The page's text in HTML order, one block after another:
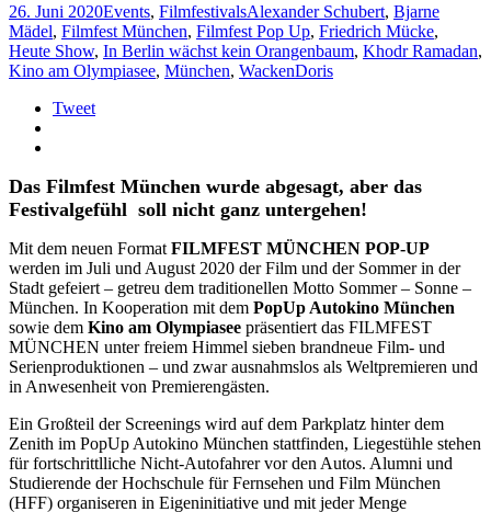
26. Juni 2020Events, FilmfestivalsAlexander Schubert, Bjarne
Mädel, Filmfest München, Filmfest Pop Up, Friedrich Mücke,
Heute Show, In Berlin wächst kein Orangenbaum, Khodr Ramadan,
Kino am Olympiasee, München, WackenDoris
Tweet
Das Filmfest München wurde abgesagt, aber das
Festivalgefühl soll nicht ganz untergehen!
Mit dem neuen Format FILMFEST MÜNCHEN POP-UP
werden im Juli und August 2020 der Film und der Sommer in der
Stadt gefeiert – getreu dem traditionellen Motto Sommer – Sonne –
München. In Kooperation mit dem PopUp Autokino München
sowie dem Kino am Olympiasee präsentiert das FILMFEST
MÜNCHEN unter freiem Himmel sieben brandneue Film- und
Serienproduktionen – und zwar ausnahmslos als Weltpremieren und
in Anwesenheit von Premierengästen.
Ein Großteil der Screenings wird auf dem Parkplatz hinter dem
Zenith im PopUp Autokino München stattfinden, Liegestühle stehen
für fortschrittlliche Nicht-Autofahrer vor den Autos. Alumni und
Studierende der Hochschule für Fernsehen und Film München
(HFF) organiseren in Eigeninitiative und mit jeder Menge